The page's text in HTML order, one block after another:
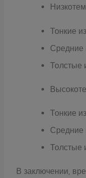
Тонкие
Средние
Толстые
Тонкие
Средние
Толстые
В заключении,